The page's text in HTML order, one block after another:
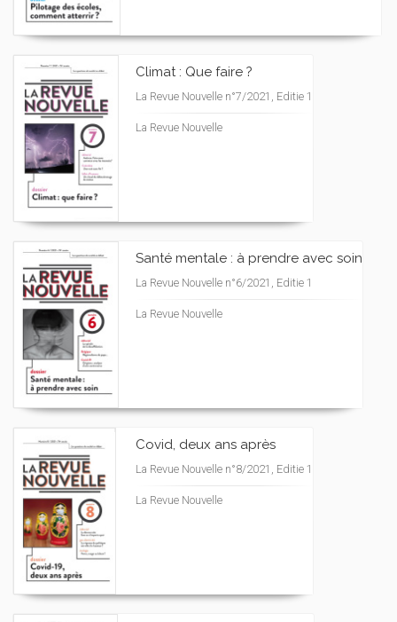
Climat : Que faire ?
La Revue Nouvelle n°7/2021, Editie 1
La Revue Nouvelle
Santé mentale : à prendre avec soin
La Revue Nouvelle n°6/2021, Editie 1
La Revue Nouvelle
Covid, deux ans après
La Revue Nouvelle n°8/2021, Editie 1
La Revue Nouvelle